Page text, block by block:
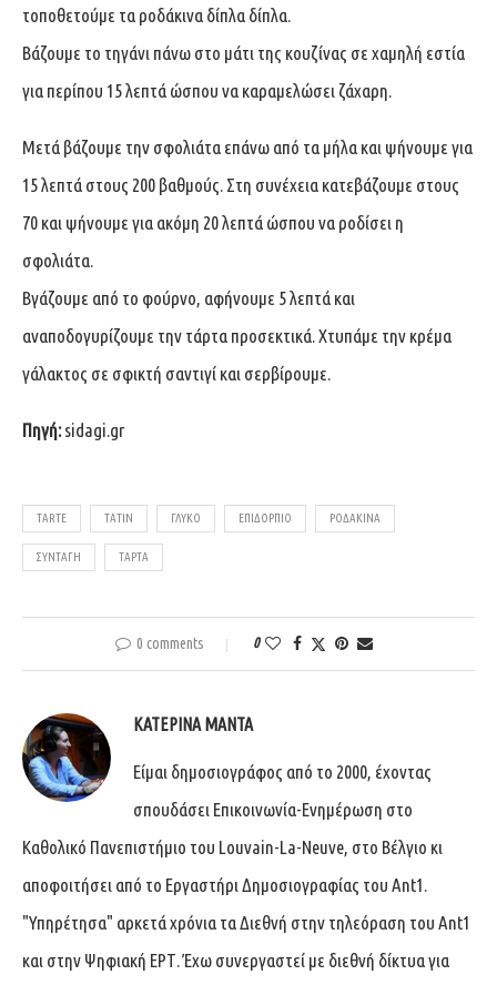
τοποθετούμε τα ροδάκινα δίπλα δίπλα.
Βάζουμε το τηγάνι πάνω στο μάτι της κουζίνας σε χαμηλή εστία
για περίπου 15 λεπτά ώσπου να καραμελώσει ζάχαρη.
Μετά βάζουμε την σφολιάτα επάνω από τα μήλα και ψήνουμε για
15 λεπτά στους 200 βαθμούς. Στη συνέχεια κατεβάζουμε στους
70 και ψήνουμε για ακόμη 20 λεπτά ώσπου να ροδίσει η
σφολιάτα.
Βγάζουμε από το φούρνο, αφήνουμε 5 λεπτά και
αναποδογυρίζουμε την τάρτα προσεκτικά. Χτυπάμε την κρέμα
γάλακτος σε σφικτή σαντιγί και σερβίρουμε.
Πηγή: sidagi.gr
TARTE TATIN ΓΛΥΚΌ ΕΠΙΔΌΡΠΙΟ ΡΟΔΆΚΙΝΑ
ΣΥΝΤΑΓΉ ΤΆΡΤΑ
0 comments 0
ΚΑΤΕΡΊΝΑ ΜΑΝΤΆ
Είμαι δημοσιογράφος από το 2000, έχοντας
σπουδάσει Επικοινωνία-Ενημέρωση στο
Καθολικό Πανεπιστήμιο του Louvain-La-Neuve, στο Βέλγιο κι
αποφοιτήσει από το Εργαστήρι Δημοσιογραφίας του Ant1.
"Υπηρέτησα" αρκετά χρόνια τα Διεθνή στην τηλεόραση του Ant1
και στην Ψηφιακή ΕΡΤ. Έχω συνεργαστεί με διεθνή δίκτυα για